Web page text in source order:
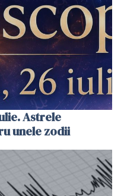
Astrele
unele zodii